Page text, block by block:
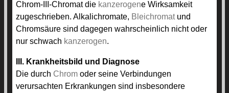
Chrom-III-Chromat die kanzerogene Wirksamkeit
zugeschrieben. Alkalichromate, Bleichromatund
Chromsäure sind dagegen wahrscheinlich nicht oder
nur schwach kanzerogen.
III. Krankheitsbild und Diagnose
Die durch Chrom oder seine Verbindungen
verursachten Erkrankungen sind insbesondere